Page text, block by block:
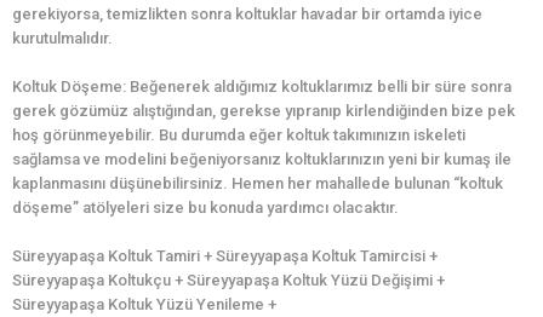
gerekiyorsa, temizlikten sonra koltuklar havadar bir ortamda iyice
kurutulmalıdır.
Koltuk Döşeme: Beğenerek aldığımız koltuklarımız belli bir süre sonra
gerek gözümüz alıştığından, gerekse yıpranıp kirlendiğinden bize pek
hoş görünmeyebilir. Bu durumda eğer koltuk takımınızın iskeleti
sağlamsa ve modelini beğeniyorsanız koltuklarınızın yeni bir kumaş ile
kaplanmasını düşünebilirsiniz. Hemen her mahallede bulunan “koltuk
döşeme” atölyeleri size bu konuda yardımcı olacaktır.
Süreyyapaşa Koltuk Tamiri + Süreyyapaşa Koltuk Tamircisi +
Süreyyapaşa Koltukçu + Süreyyapaşa Koltuk Yüzü Değişimi +
Süreyyapaşa Koltuk Yüzü Yenileme +